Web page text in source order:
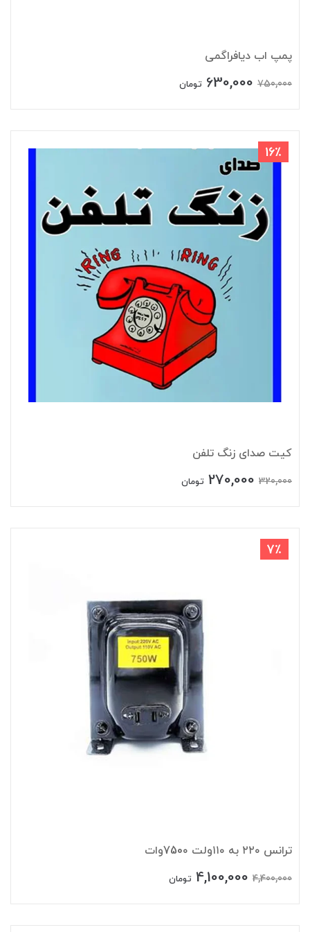
پمپ اب دیافراگمی
750,000
630,000 تومان
16٪
کیت صدای زنگ تلفن
320,000
270,000 تومان
7٪
ترانس ۲۲۰ به ۱۱۰ولت 750۰وات
4,400,000
4,100,000 تومان